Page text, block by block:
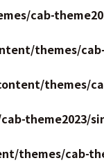
cab-
themes/
themes/
theme2023/
themes/cab-